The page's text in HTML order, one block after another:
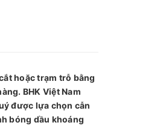
hoặc trạm trỗ bằng
BHK Việt Nam
được lựa chọn cẫn
bóng dầu khoáng